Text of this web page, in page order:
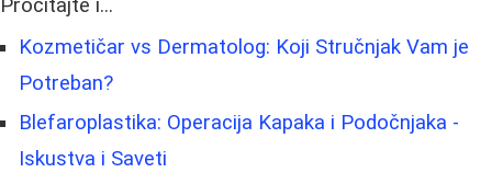
Pročitajte i...
Kozmetičar vs Dermatolog: Koji Stručnjak Vam je
Potreban?
Blefaroplastika: Operacija Kapaka i Podočnjaka -
Iskustva i Saveti